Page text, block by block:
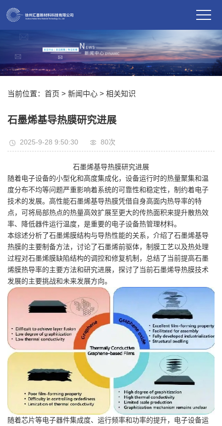
当前位置： 首页 > 新闻中心 > 相关知识
石墨烯基导热膜研究进展
2025-9-28 9:50:30 80次
石墨烯基导热膜研究进展
随着电子设备的小型化和高度集成化，设备运行时的热量聚集和温
度分布不均等问题严重影响着系统的可靠性和稳定性，制约着电子
技术的发展。高性能石墨烯基导热膜凭借自身高面内热导率的特
点，可将局部热点的热量高效扩展至更大的传热面积来提升散热效
率、降低器件运行温度，是重要的电子设备热管理材料。
本综述分析了石墨烯膜结构与导热性能的关系，介绍了石墨烯基导
热膜的主要制备方法，讨论了石墨烯前驱体，制膜工艺以及热处理
过程对石墨烯膜缺陷结构的调控和修复机制，总结了当前提高石墨
烯膜热导率的主要方法和研究进展，探讨了当前石墨烯导热膜技术
发展的主要挑战和未来发展方向。
随着芯片等电子器件集成度、运行频率和功率的提升，电子设备运